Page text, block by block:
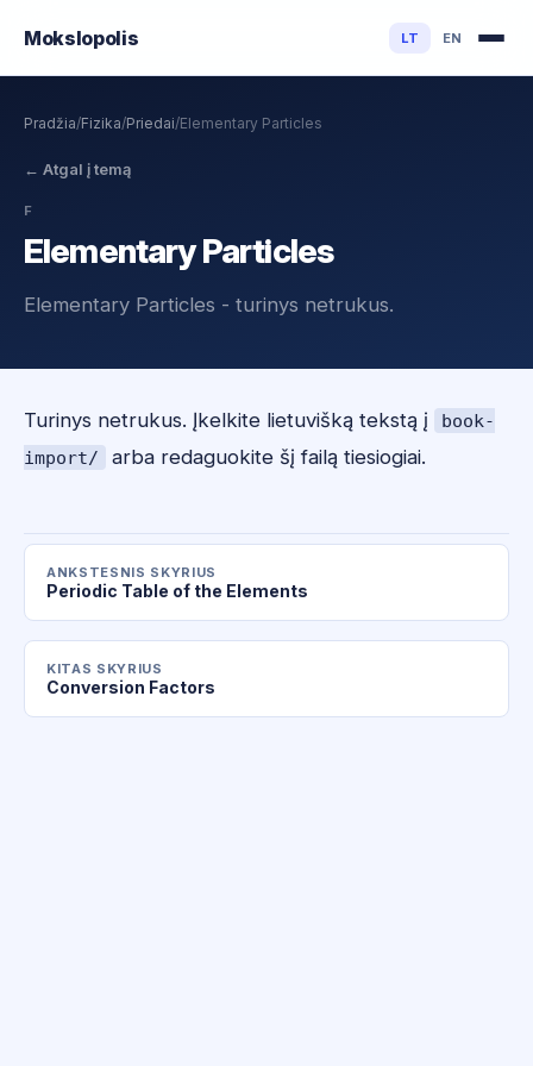
Mokslopolis LT EN
Pradžia/Fizika/Priedai/Elementary Particles
← Atgal į temą
F
Elementary Particles
Elementary Particles - turinys netrukus.
Turinys netrukus. Įkelkite lietuvišką tekstą į
book-
import/
arba redaguokite šį failą tiesiogiai.
ANKSTESNIS SKYRIUS
Periodic Table of the Elements
KITAS SKYRIUS
Conversion Factors